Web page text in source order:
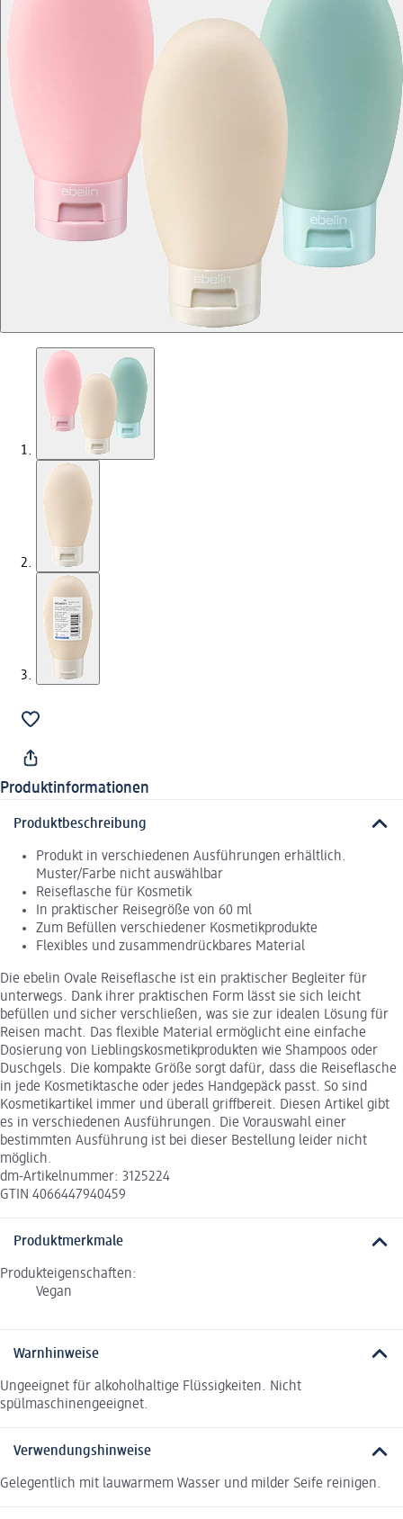
Produktinformationen
Produktbeschreibung
Produkt in verschiedenen Ausführungen erhältlich.
Muster/Farbe nicht auswählbar
Reiseflasche für Kosmetik
In praktischer Reisegröße von 60 ml
Zum Befüllen verschiedener Kosmetikprodukte
Flexibles und zusammendrückbares Material
Die ebelin Ovale Reiseflasche ist ein praktischer Begleiter für
unterwegs. Dank ihrer praktischen Form lässt sie sich leicht
befüllen und sicher verschließen, was sie zur idealen Lösung für
Reisen macht. Das flexible Material ermöglicht eine einfache
Dosierung von Lieblingskosmetikprodukten wie Shampoos oder
Duschgels. Die kompakte Größe sorgt dafür, dass die Reiseflasche
in jede Kosmetiktasche oder jedes Handgepäck passt. So sind
Kosmetikartikel immer und überall griffbereit. Diesen Artikel gibt
es in verschiedenen Ausführungen. Die Vorauswahl einer
bestimmten Ausführung ist bei dieser Bestellung leider nicht
möglich.
dm-Artikelnummer: 3125224
GTIN 4066447940459
Produktmerkmale
Produkteigenschaften:
Vegan
Warnhinweise
Ungeeignet für alkoholhaltige Flüssigkeiten. Nicht
spülmaschinengeeignet.
Verwendungshinweise
Gelegentlich mit lauwarmem Wasser und milder Seife reinigen.